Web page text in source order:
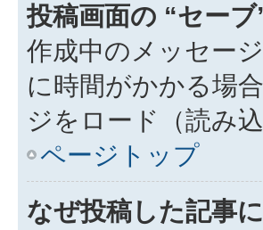
投稿画面の “セー
作成中のメッセー
に時間がかかる場
ジをロード（読み
ページトップ
なぜ投稿した記事